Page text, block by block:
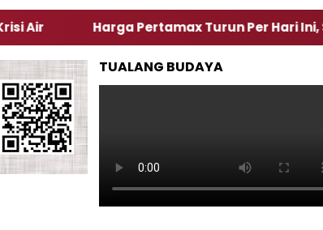
Harga Pertamax Turun Per Hari Ini, Segini
TUALANG BUDAYA